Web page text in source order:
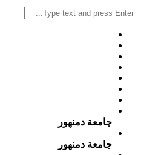
جامعة دمنهور
جامعة دمنهور